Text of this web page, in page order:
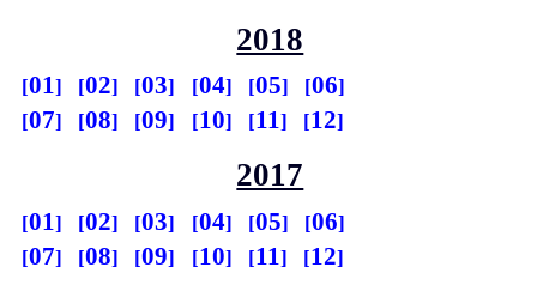
2018
01 02 03 04 05
06
07
08 09 10 11 12
2017
01 02 03 04 05
06
07
08 09 10 11 12